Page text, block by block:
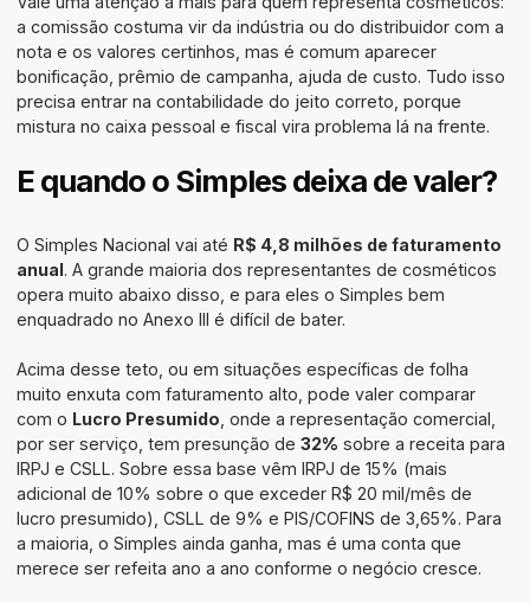
a comissão costuma vir da indústria ou do distribuidor com a
nota e os valores certinhos, mas é comum aparecer
bonificação, prêmio de campanha, ajuda de custo. Tudo isso
precisa entrar na contabilidade do jeito correto, porque
mistura no caixa pessoal e fiscal vira problema lá na frente.
E quando o Simples deixa de valer?
O Simples Nacional vai até R$ 4,8 milhões de faturamento
anual. A grande maioria dos representantes de cosméticos
opera muito abaixo disso, e para eles o Simples bem
enquadrado no Anexo III é difícil de bater.
Acima desse teto, ou em situações específicas de folha
muito enxuta com faturamento alto, pode valer comparar
com o Lucro Presumido, onde a representação comercial,
por ser serviço, tem presunção de32% sobre a receita para
IRPJ e CSLL. Sobre essa base vêm IRPJ de 15% (mais
adicional de 10% sobre o que exceder R$ 20 mil/mês de
lucro presumido), CSLL de 9% e PIS/COFINS de 3,65%. Para
a maioria, o Simples ainda ganha, mas é uma conta que
merece ser refeita ano a ano conforme o negócio cresce.